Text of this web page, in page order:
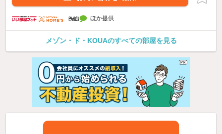
ほか提供
メゾン・ド・KOUAのすべての部屋を見る